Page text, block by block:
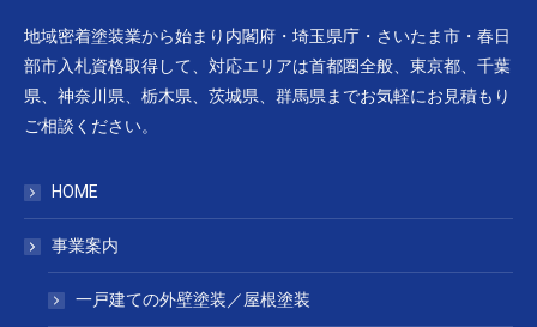
地域密着塗装業から始まり内閣府・埼玉県庁・さいたま市・春日
部市入札資格取得して、対応エリアは首都圏全般、東京都、千葉
県、神奈川県、栃木県、茨城県、群馬県までお気軽にお見積もり
ご相談ください。
HOME
事業案内
一戸建ての外壁塗装／屋根塗装